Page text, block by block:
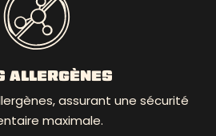
ALLERGÈNES
assurant une sécurité
maximale.